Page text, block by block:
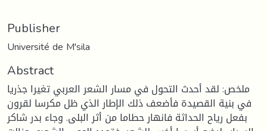
Publisher
Université de M'sila
Abstract
ملخص: لقد أحدث التحول في مسار الشعر العربي تغيرا جذريا
في بنية القصيدة فأضعف ذلك الإطار الذي ظل مكرسا لقرون
بفعل رياح الحداثة فانهار حطاما من أثر البلى. وجاء بدر شاكر